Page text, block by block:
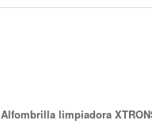
Alfombrilla limpiadora